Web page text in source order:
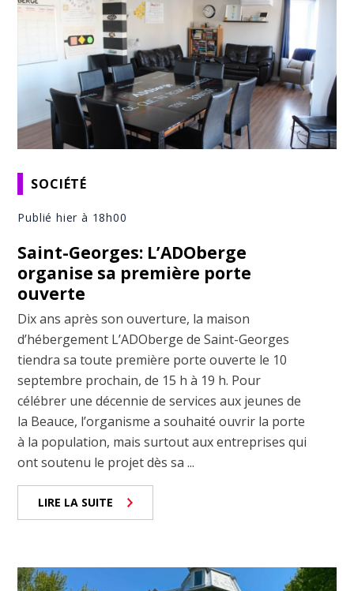
SOCIÉTÉ
Publié hier à 18h00
Saint-Georges: L’ADOberge
organise sa première porte
ouverte
Dix ans après son ouverture, la maison
d’hébergement L’ADOberge de Saint-Georges
tiendra sa toute première porte ouverte le 10
septembre prochain, de 15 h à 19 h. Pour
célébrer une décennie de services aux jeunes de
la Beauce, l’organisme a souhaité ouvrir la porte
à la population, mais surtout aux entreprises qui
ont soutenu le projet dès sa ...
LIRE LA SUITE